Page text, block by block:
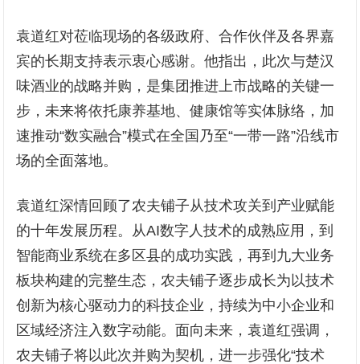
袁道红对莅临现场的各级政府、合作伙伴及各界嘉
宾的长期支持表示衷心感谢。他指出，此次与楚汉
味酒业的战略并购，是集团推进上市战略的关键一
步，未来将依托康养基地、健康馆等实体脉络，加
速推动“数实融合”模式在全国乃至“一带一路”沿线市
场的全面落地。
袁道红深情回顾了农夫铺子从技术攻关到产业赋能
的十年发展历程。从AI数字人技术的成熟应用，到
智能商业系统在多区县的成功实践，再到九大业务
板块构建的完整生态，农夫铺子逐步成长为以技术
创新为核心驱动力的科技企业，持续为中小企业和
区域经济注入数字动能。面向未来，袁道红强调，
农夫铺子将以此次并购为契机，进一步强化“技术